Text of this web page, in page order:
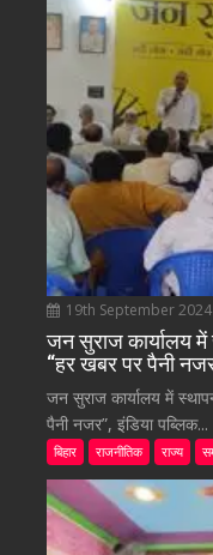
19th September 2024
जन सुराज कार्यालय
“हर खबर पर पैनी
जन सुराज कार्यालय में
पैनी नजर”, इंडिया पब्लिक...
बिहार राजनीतिक राज्य